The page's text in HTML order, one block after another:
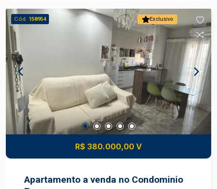
Exclusivo
Cód. 158954
R$ 380.000,00 V
Apartamento a venda no Condominio